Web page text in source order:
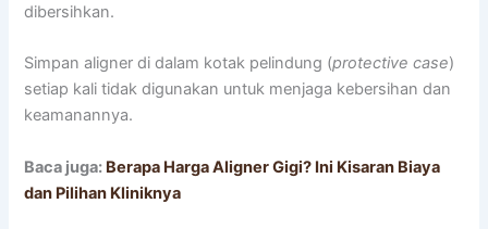
dibersihkan.
Simpan aligner di dalam kotak pelindung (protective case)
setiap kali tidak digunakan untuk menjaga kebersihan dan
keamanannya.
Baca juga: Berapa Harga Aligner Gigi? Ini Kisaran Biaya
dan Pilihan Kliniknya